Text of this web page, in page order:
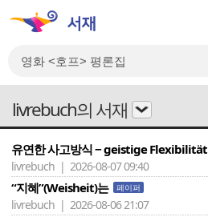
livrebuch의 서재
유연한 사고방식 − geistige Flexibilität
livrebuch | 2026-08-07 09:40
“지혜”(Weisheit)는 페이퍼
livrebuch | 2026-08-06 21:07